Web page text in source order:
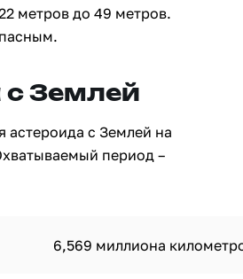
метров до 49 метров.
Землей
астероида с Землей на
период –
6,569 миллиона